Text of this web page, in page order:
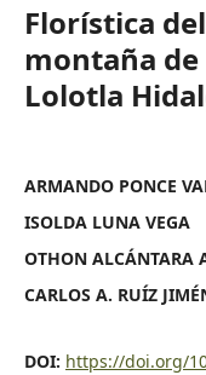
Florística
montaña
Lolotla
ARMANDO PONCE
ISOLDA LUNA VEGA
OTHON ALCÁNTARA
CARLOS A. RUÍZ
DOI: https://doi.org/